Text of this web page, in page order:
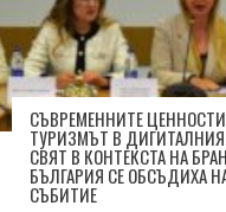
СЪВРЕМЕННИТЕ
ТУРИЗМЪТ В ДИГИТАЛНИЯ
СВЯТ В КОНТЕКСТА НА
БЪЛГАРИЯ СЕ ОБСЪДИХА
СЪБИТИЕ